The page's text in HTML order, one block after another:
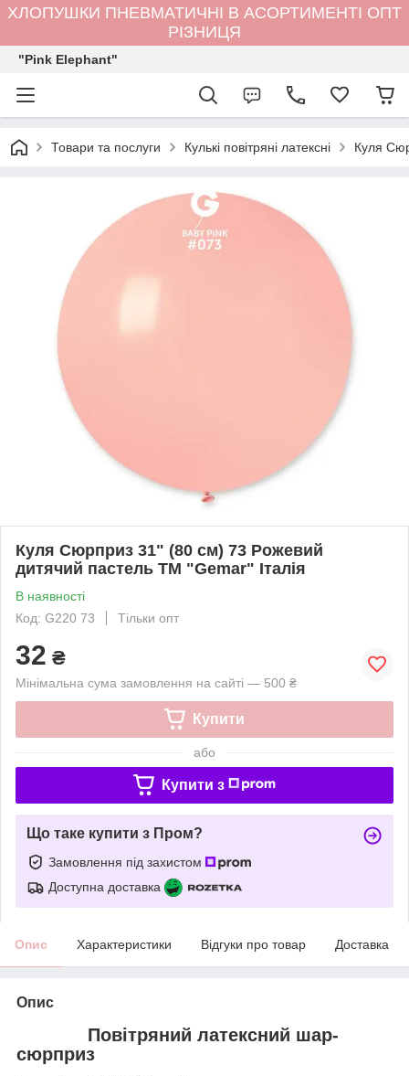
ХЛОПУШКИ ПНЕВМАТИЧНІ В АСОРТИМЕНТІ ОПТ
РІЗНИЦЯ
"Pink Elephant"
Товари та послуги Кулькi повітряні латексні Куля
Куля Сюрприз 31" (80 см) 73 Рожевий
дитячий пастель ТМ "Gemar" Італія
В наявності
Код: G220 73
Тільки опт
32 ₴
Мінімальна сума замовлення на сайті — 500 ₴
Купити
або
Купити з
Що таке купити з Пром?
Замовлення під захистом
Доступна доставка
Опис Характеристики Відгуки про товар Доставка
Опис
Повітряний латексний шар-
сюрприз